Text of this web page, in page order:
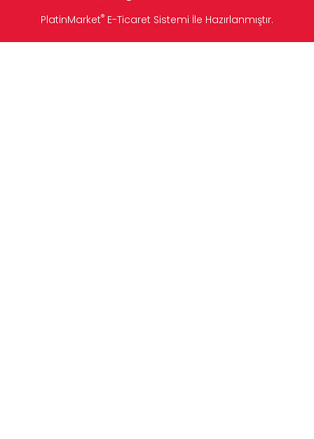
PlatinMarket® E-Ticaret Sistemi İle Hazırlanmıştır.